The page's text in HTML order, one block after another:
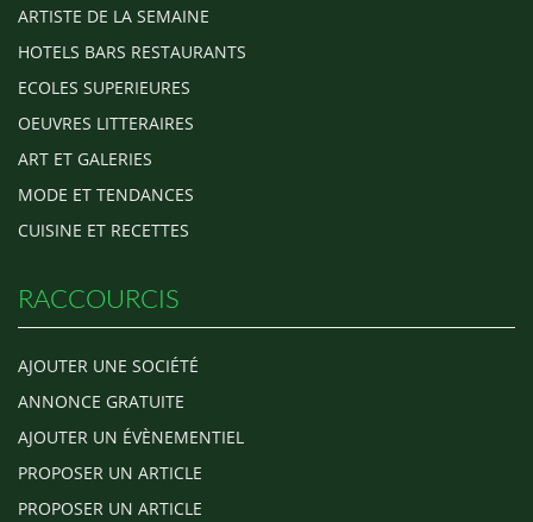
ARTISTE DE LA SEMAINE
HOTELS BARS RESTAURANTS
ECOLES SUPERIEURES
OEUVRES LITTERAIRES
ART ET GALERIES
MODE ET TENDANCES
CUISINE ET RECETTES
RACCOURCIS
AJOUTER UNE SOCIÉTÉ
ANNONCE GRATUITE
AJOUTER UN ÉVÈNEMENTIEL
PROPOSER UN ARTICLE
PROPOSER UN ARTICLE